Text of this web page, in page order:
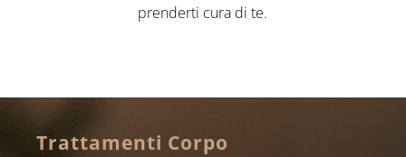
prenderti cura di te.
Trattamenti Corpo